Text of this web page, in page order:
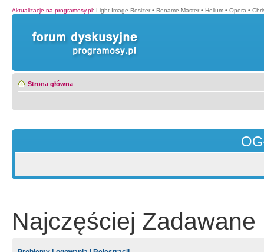
Aktualizacje na programosy.pl: Light Image Resizer • Rename Master • Helium • Opera •
Strona główna
Najczęściej Zadawane